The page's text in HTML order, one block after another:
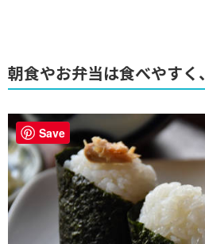
朝食やお弁当は食べやす
Save